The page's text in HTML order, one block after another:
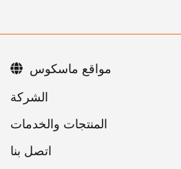
اتصل بنا
مواقع ماسكوس